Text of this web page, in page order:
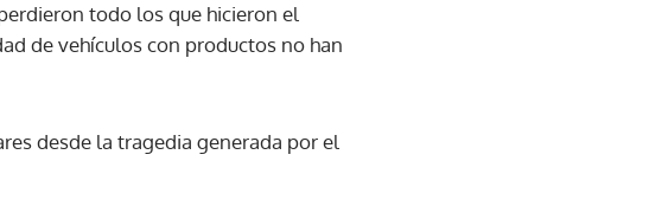
todo los que hicieron el
de vehículos con productos no han
desde la tragedia generada por el